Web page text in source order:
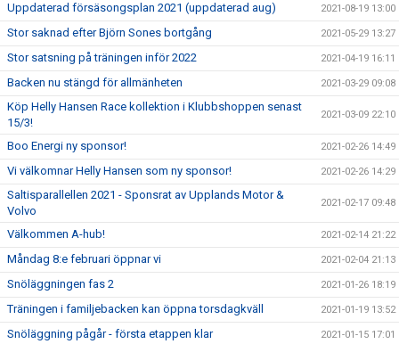
Uppdaterad försäsongsplan 2021 (uppdaterad aug) 2021-08-19 13:00
Stor saknad efter Björn Sones bortgång 2021-05-29 13:27
Stor satsning på träningen inför 2022 2021-04-19 16:11
Backen nu stängd för allmänheten 2021-03-29 09:08
Köp Helly Hansen Race kollektion i Klubbshoppen senast
15/3!
2021-03-09 22:10
Boo Energi ny sponsor! 2021-02-26 14:49
Vi välkomnar Helly Hansen som ny sponsor! 2021-02-26 14:29
Saltisparallellen 2021 - Sponsrat av Upplands Motor &
Volvo
2021-02-17 09:48
Välkommen A-hub! 2021-02-14 21:22
Måndag 8:e februari öppnar vi 2021-02-04 21:13
Snöläggningen fas 2 2021-01-26 18:19
Träningen i familjebacken kan öppna torsdagkväll 2021-01-19 13:52
Snöläggning pågår - första etappen klar 2021-01-15 17:01